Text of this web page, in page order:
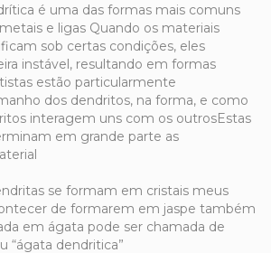
é uma das formas mais comuns
e ligas Quando os materiais
sob certas condições, eles
instável, resultando em formas
estão particularmente
dos dendritos, na forma, e como
interagem uns com os outrosEstas
em grande parte as
se formam em cristais meus
de formarem em jaspe também
em ágata pode ser chamada de
“ágata dendritica”